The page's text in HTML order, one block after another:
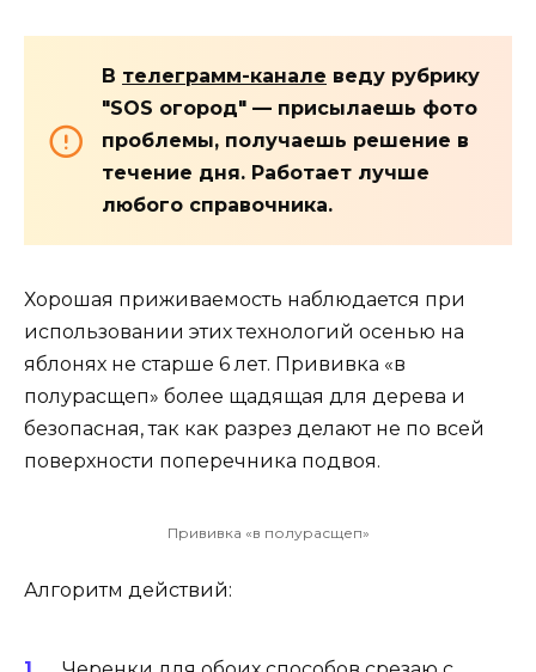
В телеграмм-канале веду рубрику
"SOS огород" — присылаешь фото
проблемы, получаешь решение в
течение дня. Работает лучше
любого справочника.
Хорошая приживаемость наблюдается при
использовании этих технологий осенью на
яблонях не старше 6 лет. Прививка «в
полурасщеп» более щадящая для дерева и
безопасная, так как разрез делают не по всей
поверхности поперечника подвоя.
Прививка «в полурасщеп»
Алгоритм действий: